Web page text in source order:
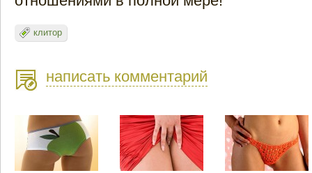
клитор
написать комментарий